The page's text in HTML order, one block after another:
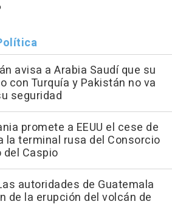
avisa a Arabia Saudí que su
con Turquía y Pakistán no va
seguridad
promete a EEUU el cese de
la terminal rusa del Consorcio
del Caspio
autoridades de Guatemala
de la erupción del volcán de